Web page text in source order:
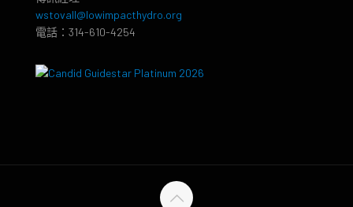
wstovall@lowimpacthydro.org
電話：314-610-4254